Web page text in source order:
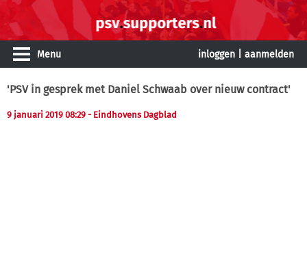
Menu inloggen aanmelden
'PSV in gesprek met Daniel Schwaab over nieuw contract'
9 januari 2019 08:29 - Eindhovens Dagblad